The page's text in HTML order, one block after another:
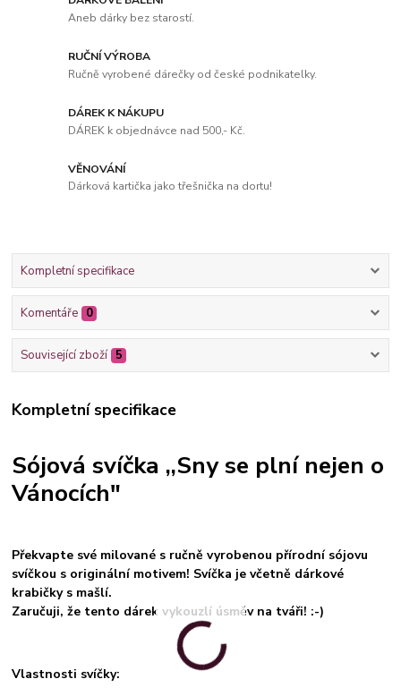
Aneb dárky bez starostí.
RUČNÍ VÝROBA
Ručně vyrobené dárečky od české podnikatelky.
DÁREK K NÁKUPU
DÁREK k objednávce nad 500,- Kč.
VĚNOVÁNÍ
Dárková kartička jako třešnička na dortu!
Kompletní specifikace
Komentáře 0
Související zboží 5
Kompletní specifikace
Sójová svíčka ,,Sny se plní nejen o
Vánocích"
Překvapte své milované s ručně vyrobenou přírodní sójovu
svíčkou s originální motivem! Svíčka je včetně dárkové
krabičky s mašlí.
Zaručuji, že tento dárek vykouzlí úsměv na tváři! :-)
Vlastnosti svíčky: